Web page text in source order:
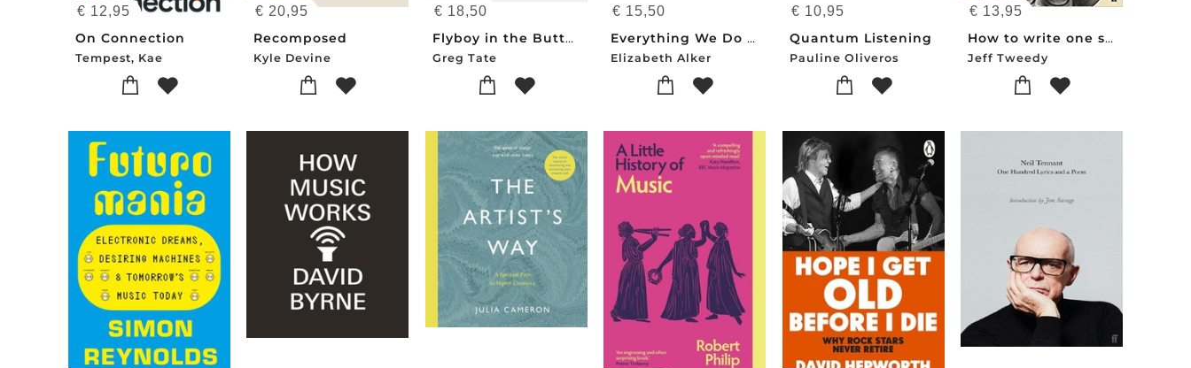
€ 12,95
On Connection
Tempest, Kae
€ 20,95
Recomposed
Kyle Devine
€ 18,50
Flyboy in the Buttermilk
Greg Tate
€ 15,50
Everything We Do is Music
Elizabeth Alker
€ 10,95
Quantum Listening
Pauline Oliveros
€ 13,95
How to write one song
Jeff Tweedy